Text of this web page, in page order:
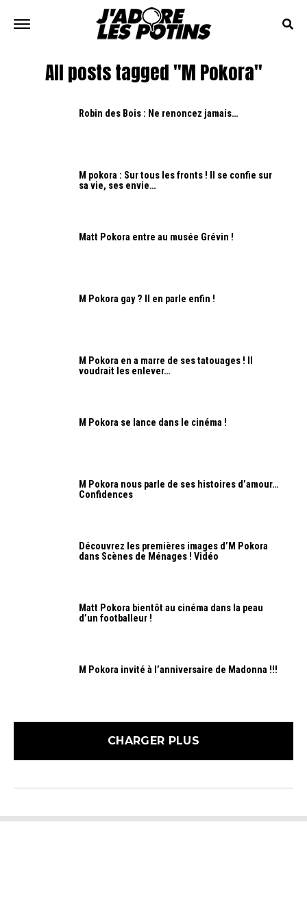
All posts tagged "M Pokora"
Robin des Bois : Ne renoncez jamais…
M pokora : Sur tous les fronts ! Il se confie sur
sa vie, ses envie…
Matt Pokora entre au musée Grévin !
M Pokora gay ? Il en parle enfin !
M Pokora en a marre de ses tatouages ! Il
voudrait les enlever…
M Pokora se lance dans le cinéma !
M Pokora nous parle de ses histoires d’amour…
Confidences
Découvrez les premières images d’M Pokora
dans Scènes de Ménages ! Vidéo
Matt Pokora bientôt au cinéma dans la peau
d’un footballeur !
M Pokora invité à l’anniversaire de Madonna !!!
CHARGER PLUS